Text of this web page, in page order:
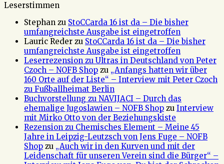
Leserstimmen
Stephan zu StoCCarda 16 ist da – Die bisher
umfangreichste Ausgabe ist eingetroffen
Lauric Reder zu StoCCarda 16 ist da – Die bisher
umfangreichste Ausgabe ist eingetroffen
Leserrezension zu Ultras in Deutschland von Peter
Czoch – NOFB Shop zu „Anfangs hatten wir über
160 Orte auf der Liste“ – Interview mit Peter Czoch
zu Fußballheimat Berlin
Buchvorstellung zu NAVIJACI – Durch das
ehemalige Jugoslawien – NOFB Shop zu Interview
mit Mirko Otto von der Beziehungskiste
Rezension zu Chemisches Element – Meine 45
Jahre in Leipzig-Leutzsch von Jens Fuge – NOFB
Shop zu „Auch wir in den Kurven und mit der
Leidenschaft für unseren Verein sind die Bürger“ –